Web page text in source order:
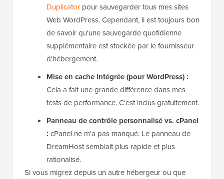
Duplicator pour sauvegarder tous mes sites
Web WordPress. Cependant, il est toujours bon
de savoir qu'une sauvegarde quotidienne
supplémentaire est stockée par le fournisseur
d'hébergement.
Mise en cache intégrée (pour WordPress) :
Cela a fait une grande différence dans mes
tests de performance. C'est inclus gratuitement.
Panneau de contrôle personnalisé vs. cPanel
: cPanel ne m'a pas manqué. Le panneau de
DreamHost semblait plus rapide et plus
rationalisé.
Si vous migrez depuis un autre hébergeur ou que